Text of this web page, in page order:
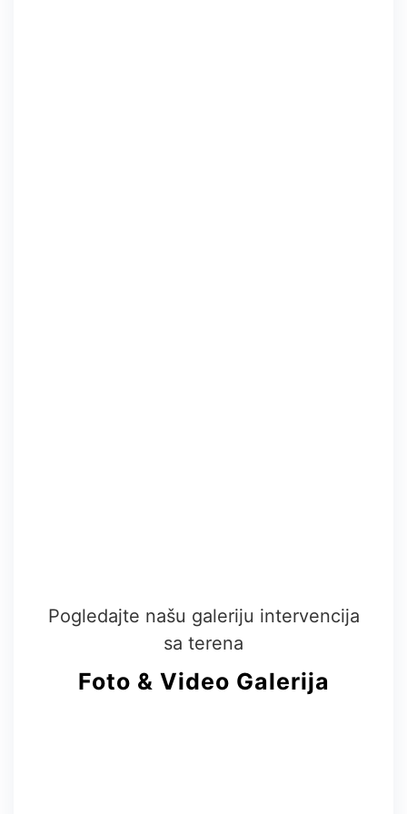
Pogledajte našu galeriju intervencija
sa terena
Foto & Video Galerija